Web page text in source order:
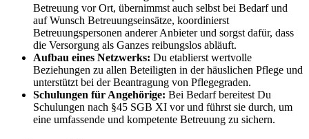
Betreuung vor Ort, übernimmst auch selbst bei Bedarf und
auf Wunsch Betreuungseinsätze, koordinierst
Betreuungspersonen anderer Anbieter und sorgst dafür, dass
die Versorgung als Ganzes reibungslos abläuft.
Aufbau eines Netzwerks: Du etablierst wertvolle
Beziehungen zu allen Beteiligten in der häuslichen Pflege und
unterstützt bei der Beantragung von Pflegegraden.
Schulungen für Angehörige: Bei Bedarf bereitest Du
Schulungen nach §45 SGB XI vor und führst sie durch, um
eine umfassende und kompetente Betreuung zu sichern.